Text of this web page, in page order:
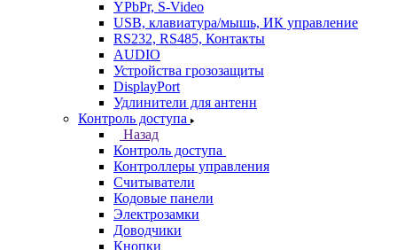
YPbPr, S-Video
USB, клавиатура/мышь, ИК управление
RS232, RS485, Контакты
AUDIO
Устройства грозозащиты
DisplayPort
Удлинители для антенн
Контроль доступа
Назад
Контроль доступа
Контроллеры управления
Считыватели
Кодовые панели
Электрозамки
Доводчики
Кнопки